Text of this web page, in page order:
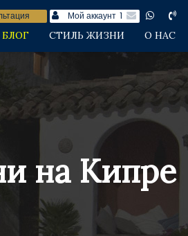
Мой аккаунт 1
БЛОГ СТИЛЬ ЖИЗНИ О НАС
на Кипре